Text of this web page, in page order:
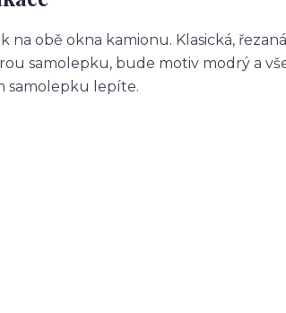
na obě okna kamionu. Klasická,
samolepku, bude motiv modrý a
samolepku lepíte.